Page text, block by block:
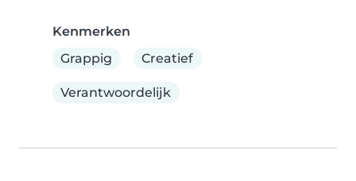
Kenmerken
Grappig
Creatief
Verantwoordelijk